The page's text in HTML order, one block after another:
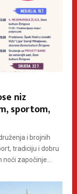
niz
sportom,
i brojnih
tradiciju i dobru
noći započinje...